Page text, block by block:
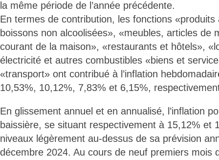
la même période de l’année précédente.
En termes de contribution, les fonctions «produits
boissons non alcoolisées», «meubles, articles de
courant de la maison», «restaurants et hôtels»,
électricité et autres combustibles «biens et
«transport» ont contribué à l’inflation
10,53%, 10,12%, 7,83% et 6,15%,
En glissement annuel et en annualisé, l’inflation
baissière, se situant respectivement à 15,12% et
niveaux légèrement au-dessus de sa prévision
décembre 2024. Au cours de neuf premiers mois